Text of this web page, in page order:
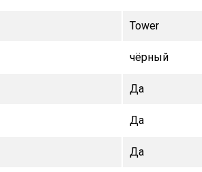
Tower
чёрный
Да
Да
Да